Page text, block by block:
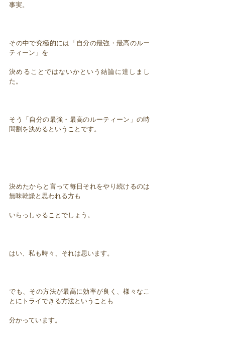
事実。
その中で究極的には「自分の最強・最高のルー
ティーン」を
決めることではないかという結論に達しまし
た。
そう「自分の最強・最高のルーティーン」の時
間割を決めるということです。
決めたからと言って毎日それをやり続けるのは
無味乾燥と思われる方も
いらっしゃることでしょう。
はい、私も時々、それは思います。
でも、その方法が最高に効率が良く、様々なこ
とにトライできる方法ということも
分かっています。